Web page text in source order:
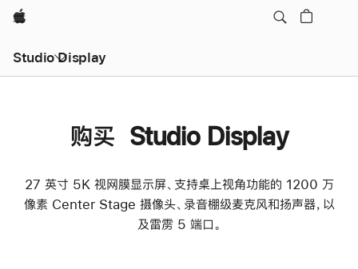
Apple
Studio Display
购买 Studio Display
27 英寸 5K 视网膜显示屏、支持桌上视角功能的 1200 万
像素 Center Stage 摄像头、录音棚级麦克风和扬声器，以
及雷雳 5 端口。